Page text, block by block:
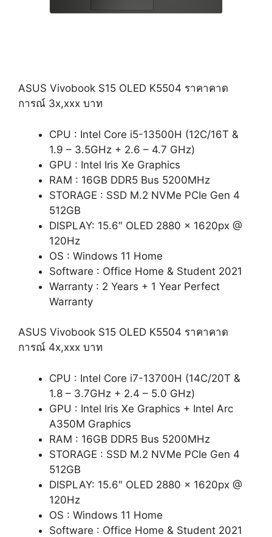
ASUS Vivobook S15 OLED K5504 ราคาคาด
การณ์ 3x,xxx บาท
CPU : Intel Core i5-13500H (12C/16T &
1.9 – 3.5GHz + 2.6 – 4.7 GHz)
GPU : Intel Iris Xe Graphics
RAM : 16GB DDR5 Bus 5200MHz
STORAGE : SSD M.2 NVMe PCIe Gen 4
512GB
DISPLAY: 15.6″ OLED 2880 x 1620px @
120Hz
OS : Windows 11 Home
Software : Office Home & Student 2021
Warranty : 2 Years + 1 Year Perfect
Warranty
ASUS Vivobook S15 OLED K5504 ราคาคาด
การณ์ 4x,xxx บาท
CPU : Intel Core i7-13700H (14C/20T &
1.8 – 3.7GHz + 2.4 – 5.0 GHz)
GPU : Intel Iris Xe Graphics + Intel Arc
A350M Graphics
RAM : 16GB DDR5 Bus 5200MHz
STORAGE : SSD M.2 NVMe PCIe Gen 4
512GB
DISPLAY: 15.6″ OLED 2880 x 1620px @
120Hz
OS : Windows 11 Home
Software : Office Home & Student 2021